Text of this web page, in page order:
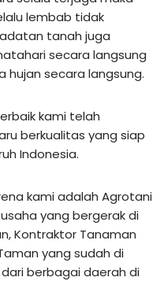
lembab tidak
tanah juga
secara langsung
hujan secara langsung.
kami telah
berkualitas yang siap
Indonesia.
kami adalah Agrotani
yang bergerak di
Kontraktor Tanaman
yang sudah di
berbagai daerah di